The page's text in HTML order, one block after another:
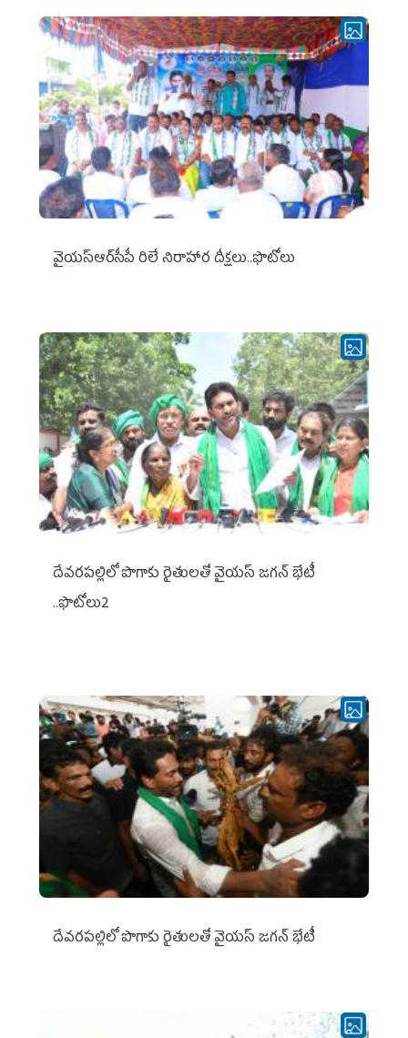
వైయ‌స్ఆర్‌సీపీ రిలే నిరాహార దీక్షలు..ఫొటోలు
దేవరపల్లిలో పొగాకు రైతులతో వైయస్ జగన్ భేటీ
..ఫొటోలు2
దేవరపల్లిలో పొగాకు రైతులతో వైయస్ జగన్ భేటీ